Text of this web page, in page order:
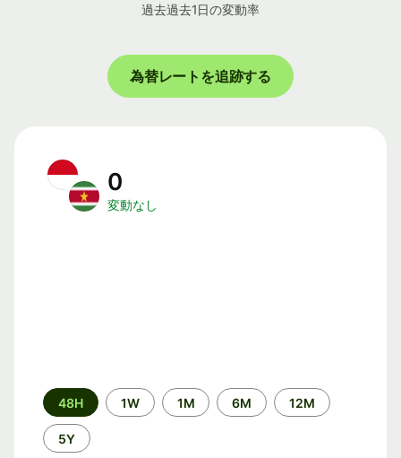
過去過去1日の変動率
為替レートを追跡する
0
変動なし
期
間
48H 1W 1M 6M 12M
5Y